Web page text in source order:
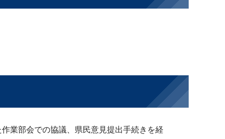
業部会での協議、県民意見提出手続きを経